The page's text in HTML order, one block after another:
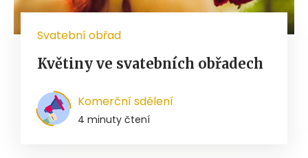
Svatební obřad
Květiny ve svatebních obřadech
Komerční sdělení
4 minuty čtení